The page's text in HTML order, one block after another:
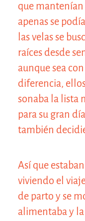
que mantenían
apenas se
las velas se
raíces desde
aunque sea
diferencia,
sonaba la lista
para su gran
también
Así que
viviendo el
de parto y se
alimentaba y